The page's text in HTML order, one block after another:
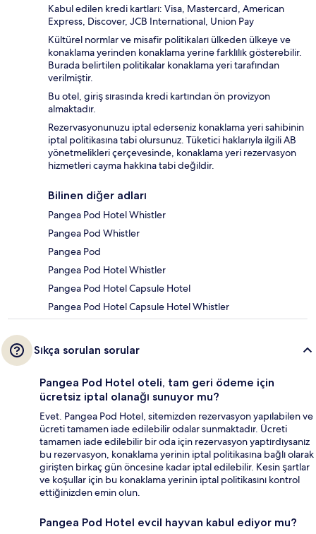
Kabul edilen kredi kartları: Visa, Mastercard, American
Express, Discover, JCB International, Union Pay
Kültürel normlar ve misafir politikaları ülkeden ülkeye ve
konaklama yerinden konaklama yerine farklılık gösterebilir.
Burada belirtilen politikalar konaklama yeri tarafından
verilmiştir.
Bu otel, giriş sırasında kredi kartından ön provizyon
almaktadır.
Rezervasyonunuzu iptal ederseniz konaklama yeri sahibinin
iptal politikasına tabi olursunuz. Tüketici haklarıyla ilgili AB
yönetmelikleri çerçevesinde, konaklama yeri rezervasyon
hizmetleri cayma hakkına tabi değildir.
Bilinen diğer adları
Pangea Pod Hotel Whistler
Pangea Pod Whistler
Pangea Pod
Pangea Pod Hotel Whistler
Pangea Pod Hotel Capsule Hotel
Pangea Pod Hotel Capsule Hotel Whistler
Sıkça sorulan sorular
Pangea Pod Hotel oteli, tam geri ödeme için
ücretsiz iptal olanağı sunuyor mu?
Evet. Pangea Pod Hotel, sitemizden rezervasyon yapılabilen ve
ücreti tamamen iade edilebilir odalar sunmaktadır. Ücreti
tamamen iade edilebilir bir oda için rezervasyon yaptırdıysanız
bu rezervasyon, konaklama yerinin iptal politikasına bağlı olarak
girişten birkaç gün öncesine kadar iptal edilebilir. Kesin şartlar
ve koşullar için bu konaklama yerinin iptal politikasını kontrol
ettiğinizden emin olun.
Pangea Pod Hotel evcil hayvan kabul ediyor mu?